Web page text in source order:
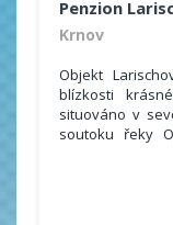
Penzion
Krnov
Objekt
blízkosti
situováno v
soutoku řeky
Ubytování